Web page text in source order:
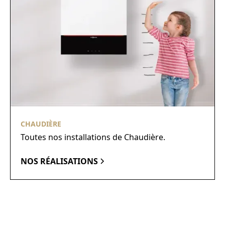
CHAUDIÈRE
Toutes nos installations de Chaudière.
NOS RÉALISATIONS